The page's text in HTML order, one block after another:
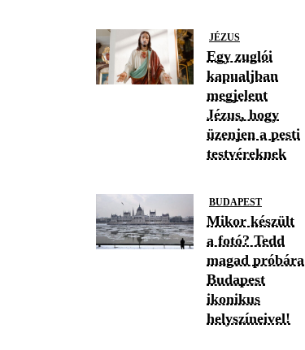
JÉZUS
Egy zuglói
kapualjban
megjelent
Jézus, hogy
üzenjen a pesti
testvéreknek
BUDAPEST
Mikor készült
a fotó? Tedd
magad próbára
Budapest
ikonikus
helyszíneivel!